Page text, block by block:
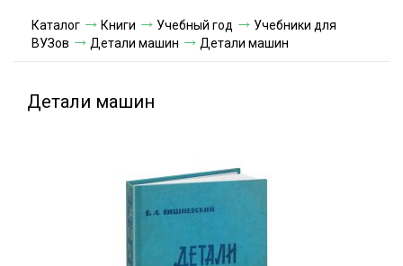
Условия доставки
Каталог Книги Учебный год
Учебники для
ВУЗов
Детали машин Детали машин
Детали машин